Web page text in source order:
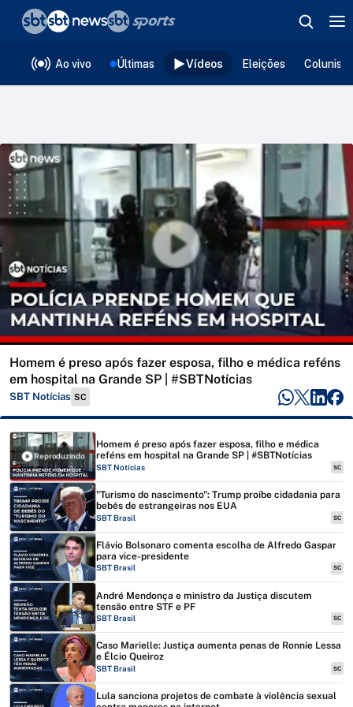
Ao vivo Últimas Vídeos Eleições
Homem é preso após fazer esposa, filho e médica reféns
em hospital na Grande SP | #SBTNotícias
SBT Notícias SC
Reproduzindo
Homem é preso após fazer esposa, filho e médica
reféns em hospital na Grande SP | #SBTNotícias
SBT Notícias SC
"Turismo do nascimento": Trump proíbe cidadania para
bebês de estrangeiras nos EUA
SBT Brasil SC
Flávio Bolsonaro comenta escolha de Alfredo Gaspar
para vice-presidente
SBT Brasil SC
André Mendonça e ministro da Justiça discutem
tensão entre STF e PF
SBT Brasil SC
Caso Marielle: Justiça aumenta penas de Ronnie Lessa
e Élcio Queiroz
SBT Brasil SC
Lula sanciona projetos de combate à violência sexual
❮voltar
Editorias